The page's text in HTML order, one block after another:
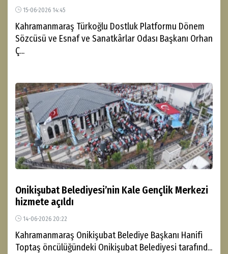
15-06-2026 14:45
Kahramanmaraş Türkoğlu Dostluk Platformu Dönem
Sözcüsü ve Esnaf ve Sanatkârlar Odası Başkanı Orhan
Ç...
Onikişubat Belediyesi’nin Kale Gençlik Merkezi
hizmete açıldı
14-06-2026 20:22
Kahramanmaraş Onikişubat Belediye Başkanı Hanifi
Toptaş öncülüğündeki Onikişubat Belediyesi tarafınd...